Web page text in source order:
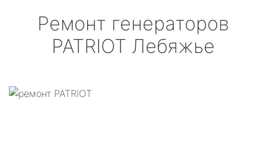
Ремонт генераторов
PATRIOT Лебяжье